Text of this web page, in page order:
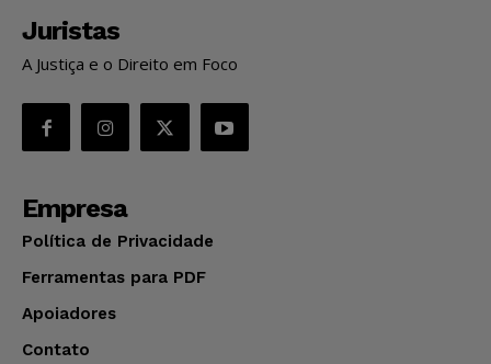
Juristas
A Justiça e o Direito em Foco
Empresa
Política de Privacidade
Ferramentas para PDF
Apoiadores
Contato